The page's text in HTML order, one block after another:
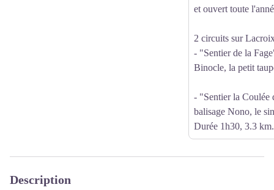
et ouvert toute
2 circuits sur
- "Sentier de la
Binocle, la petit
- "Sentier la Coulée
balisage Nono, le
Durée 1h30, 3.3 km.
Description